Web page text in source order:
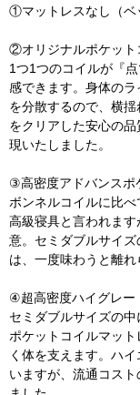
①マットレスなし（ベ
②オリジナルポケット
1つ1つのコイルが『
感できます。身体の
を分散するので、横
をクリアした安心の
現いたしました。
③高密度アドバンスポ
ボンネルコイルに比
高級寝具と言われま
意。セミダブルサイ
は、一度味わうと離れ
④超高密度ハイグレー
セミダブルサイズの
ポケットコイルマッ
く体を支えます。ハ
いますが、流通コス